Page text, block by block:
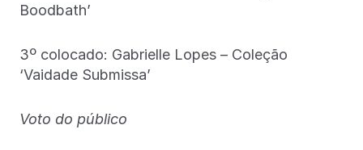
Boodbath’
3º colocado: Gabrielle Lopes – Coleção
‘Vaidade Submissa’
Voto do público